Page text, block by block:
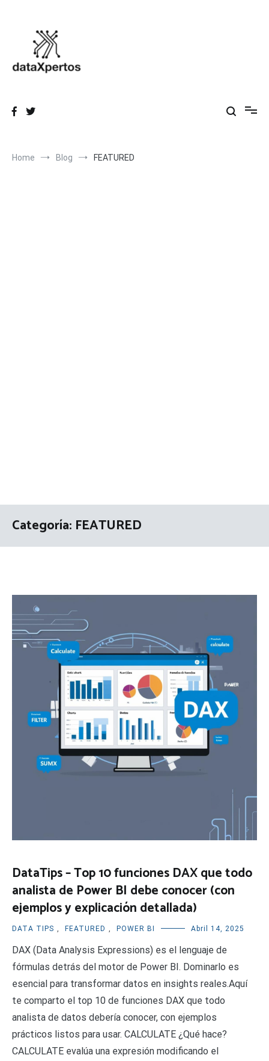
Home Blog FEATURED
Categoría: FEATURED
DataTips – Top 10 funciones DAX que todo
analista de Power BI debe conocer (con
ejemplos y explicación detallada)
DATA TIPS , FEATURED , POWER BI Abril 14, 2025
DAX (Data Analysis Expressions) es el lenguaje de
fórmulas detrás del motor de Power BI. Dominarlo es
esencial para transformar datos en insights reales.Aquí
te comparto el top 10 de funciones DAX que todo
analista de datos debería conocer, con ejemplos
prácticos listos para usar. CALCULATE ¿Qué hace?
CALCULATE evalúa una expresión modificando el